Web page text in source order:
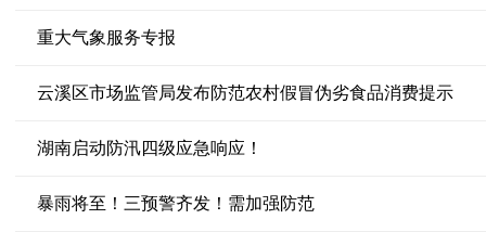
重大气象服务专报
云溪区市场监管局发布防范农村假冒伪劣食品消费提示
湖南启动防汛四级应急响应！
暴雨将至！三预警齐发！需加强防范